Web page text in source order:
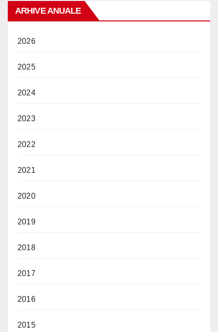
ARHIVE ANUALE
2026
2025
2024
2023
2022
2021
2020
2019
2018
2017
2016
2015